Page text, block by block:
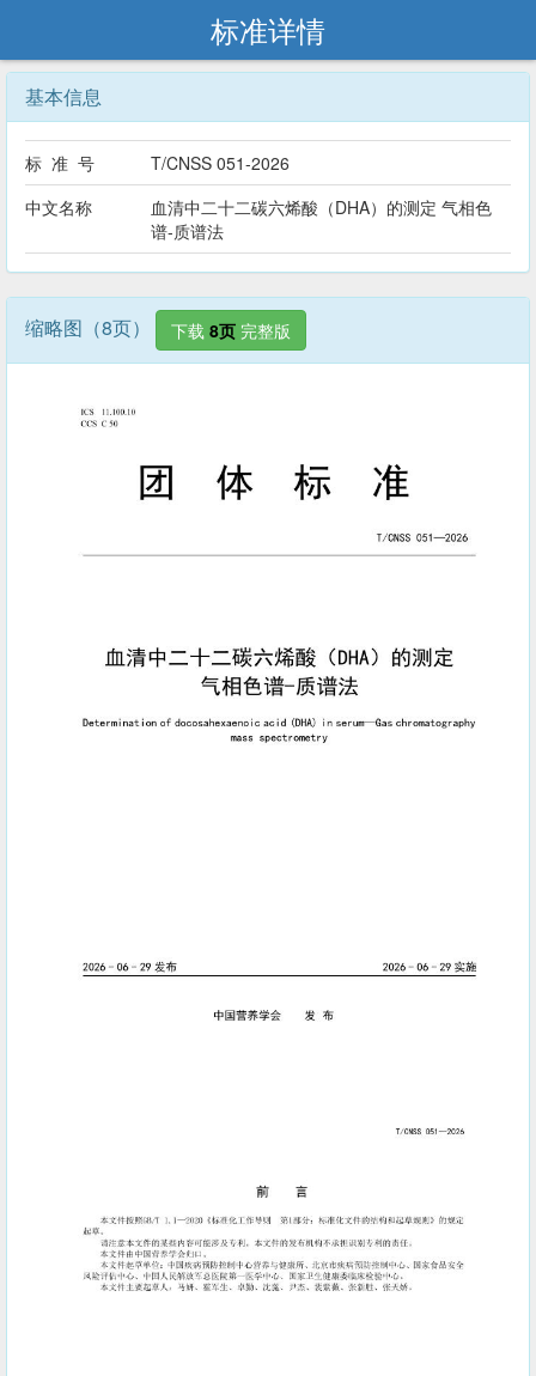
标准详情
基本信息
标 准 号
T/CNSS 051-2026
中文名称
血清中二十二碳六烯酸（DHA）的测定 气相色
谱-质谱法
缩略图（8页） 下载 8页 完整版